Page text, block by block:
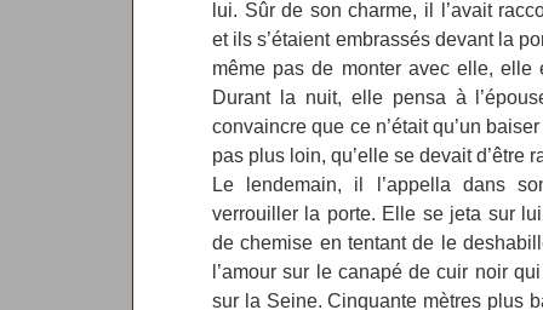
lui. Sûr de son charme, il l’avait
et ils s’étaient embrassés devant la
même pas de monter avec elle, elle
Durant la nuit, elle pensa à
convaincre que ce n’était qu’un
pas plus loin, qu’elle se devait d’être
Le lendemain, il l’appella dans
verrouiller la porte. Elle se jeta sur
de chemise en tentant de le
l’amour sur le canapé de cuir noir
sur la Seine. Cinquante mètres plus